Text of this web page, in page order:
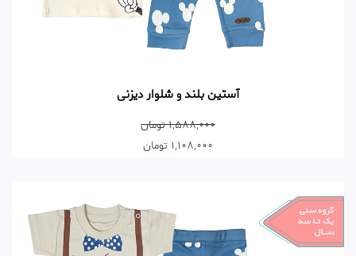
آستین بلند و شلوار دیزنی
1,588,000 تومان
1,108,000 تومان